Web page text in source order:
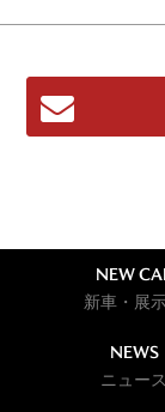
NEW
新車・展
NEWS
ニュース